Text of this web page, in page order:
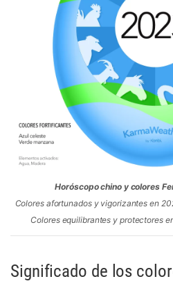
Horóscopo chino y colores
Colores afortunados y vigorizantes en
Colores equilibrantes y protectores
Significado de los